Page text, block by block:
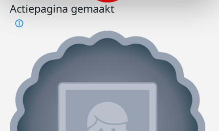
Actiepagina gemaakt